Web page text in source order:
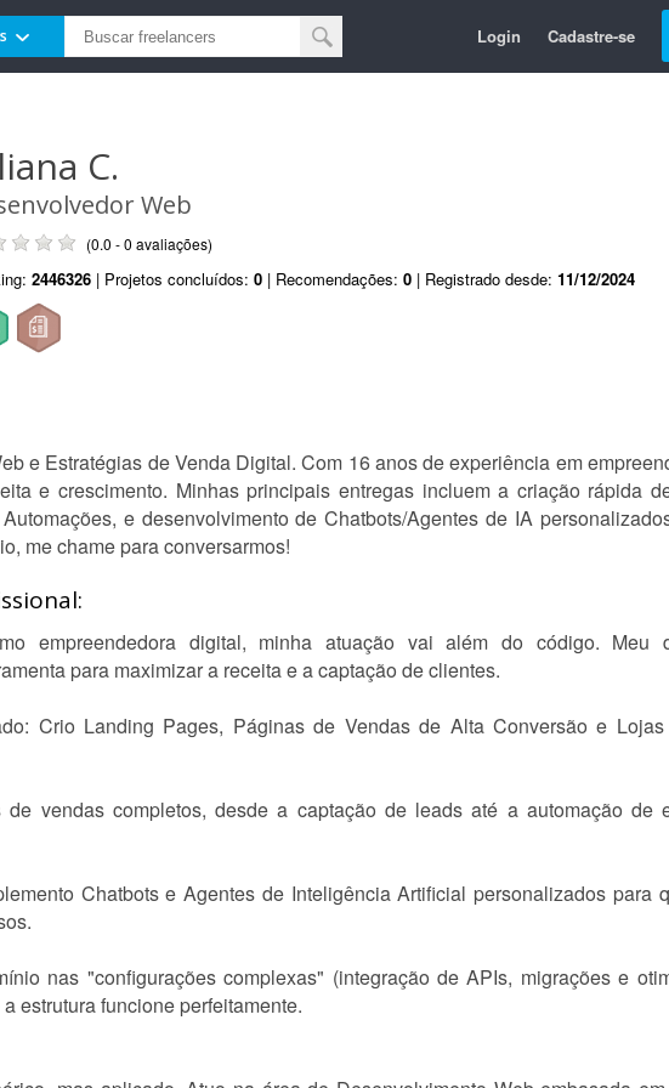
Login Cadastre-se
C.
Web
(0.0 - 0 avaliações)
2446326 | Projetos concluídos: 0 | Recomendações: 0 | Registrado desde: 11/12/2024
e Estratégias de Venda Digital. Com 16 anos de experiência em
e crescimento. Minhas principais entregas incluem a criação rápida
e desenvolvimento de Chatbots/Agentes de IA
me chame para conversarmos!
empreendedora digital, minha atuação vai além do código. Meu
para maximizar a receita e a captação de clientes.
Crio Landing Pages, Páginas de Vendas de Alta Conversão e
de vendas completos, desde a captação de leads até a automação de
Chatbots e Agentes de Inteligência Artificial personalizados para
nas "configurações complexas" (integração de APIs, migrações e
estrutura funcione perfeitamente.